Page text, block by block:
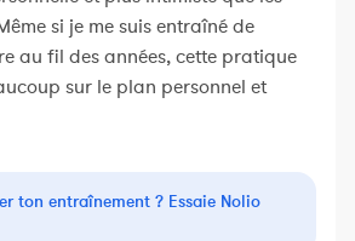
si je me suis entraîné de
au fil des années, cette pratique
sur le plan personnel et
ton entraînement ? Essaie Nolio